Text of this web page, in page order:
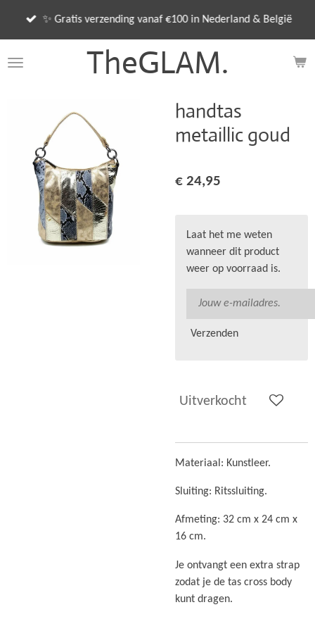
de
TheGLAM.
✨ Gratis verzending vanaf €100 in Nederland & België
handtas
metaillic goud
€ 24,95
Laat het me weten
wanneer dit product
weer op voorraad is.
Verzenden
Uitverkocht
Materiaal: Kunstleer.
Sluiting: Ritssluiting.
Afmeting: 32 cm x 24 cm x
16 cm.
Je ontvangt een extra strap
zodat je de tas cross body
kunt dragen.